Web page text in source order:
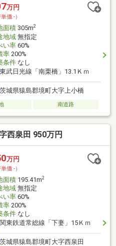
万円
単価:-）
面積305m2
地域無指定
い率60%
率200%
条件なし
東武日光線「南栗橋」13.1Ｋｍ
茨城県猿島郡境町大字上小橋
南道路
西泉田 950万円
万円
単価:-）
面積195.41m2
地域無指定
い率60%
率200%
条件なし
関東鉄道常総線「下妻」15Ｋｍ
茨城県猿島郡境町大字西泉田